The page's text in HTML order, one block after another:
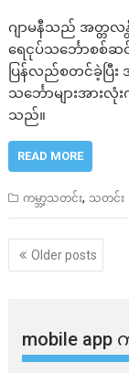
ဂျာမနီသည် အတ္တ
ရေငုပ်သင်္ဘောစစ်ဆ
ပြန်လည်စတင်ခဲ့ပြီ
သင်္ဘောများအား
သည်။
READ MORE
ကမ္ဘာ့သတင်း, သတင်း
Posts
navigation
Older posts
mobile